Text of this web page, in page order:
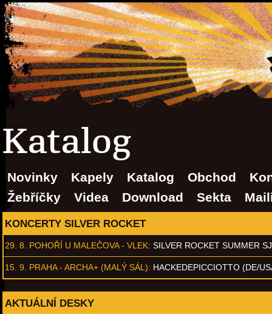
Katalog
Novinky Kapely Katalog Obchod
Žebříčky
Videa Download Sekta
KONCERTY SILVER ROCKET
29. 8. POHOŘÍ U MALEČOVA - VLEK: SILVER ROCKET SUMMER
15. 9. PRAHA - ARCHA+ (MALÝ SÁL): HACKEDEPICCIOTTO (DE/
AKTUÁLNÍ DESKY